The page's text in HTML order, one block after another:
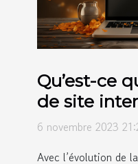
Qu’est-ce
de site
6 novembre 2023
Avec l’évolution de